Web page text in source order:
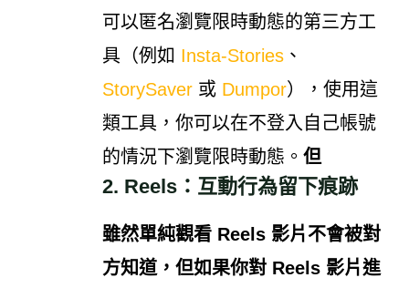
可以匿名瀏覽限時動態的第三方工
具（例如 Insta-Stories、
StorySaver或 Dumpor），使用這
類工具，你可以在不登入自己帳號
的情況下瀏覽限時動態。 但
2. Reels：互動行為留下痕跡
雖然單純觀看 Reels 影片不會被對
方知道，但如果你對 Reels 影片進